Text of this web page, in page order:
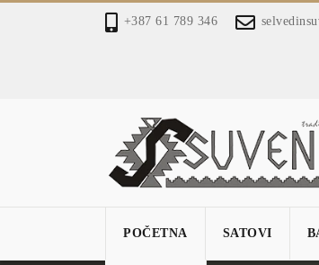
+387 61 789 346
POČETNA SATOVI